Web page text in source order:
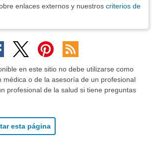
enlaces externos y nuestros criterios de
en este sitio no debe utilizarse como
médica o de la asesoría de un profesional
profesional de la salud si tiene preguntas
esta página